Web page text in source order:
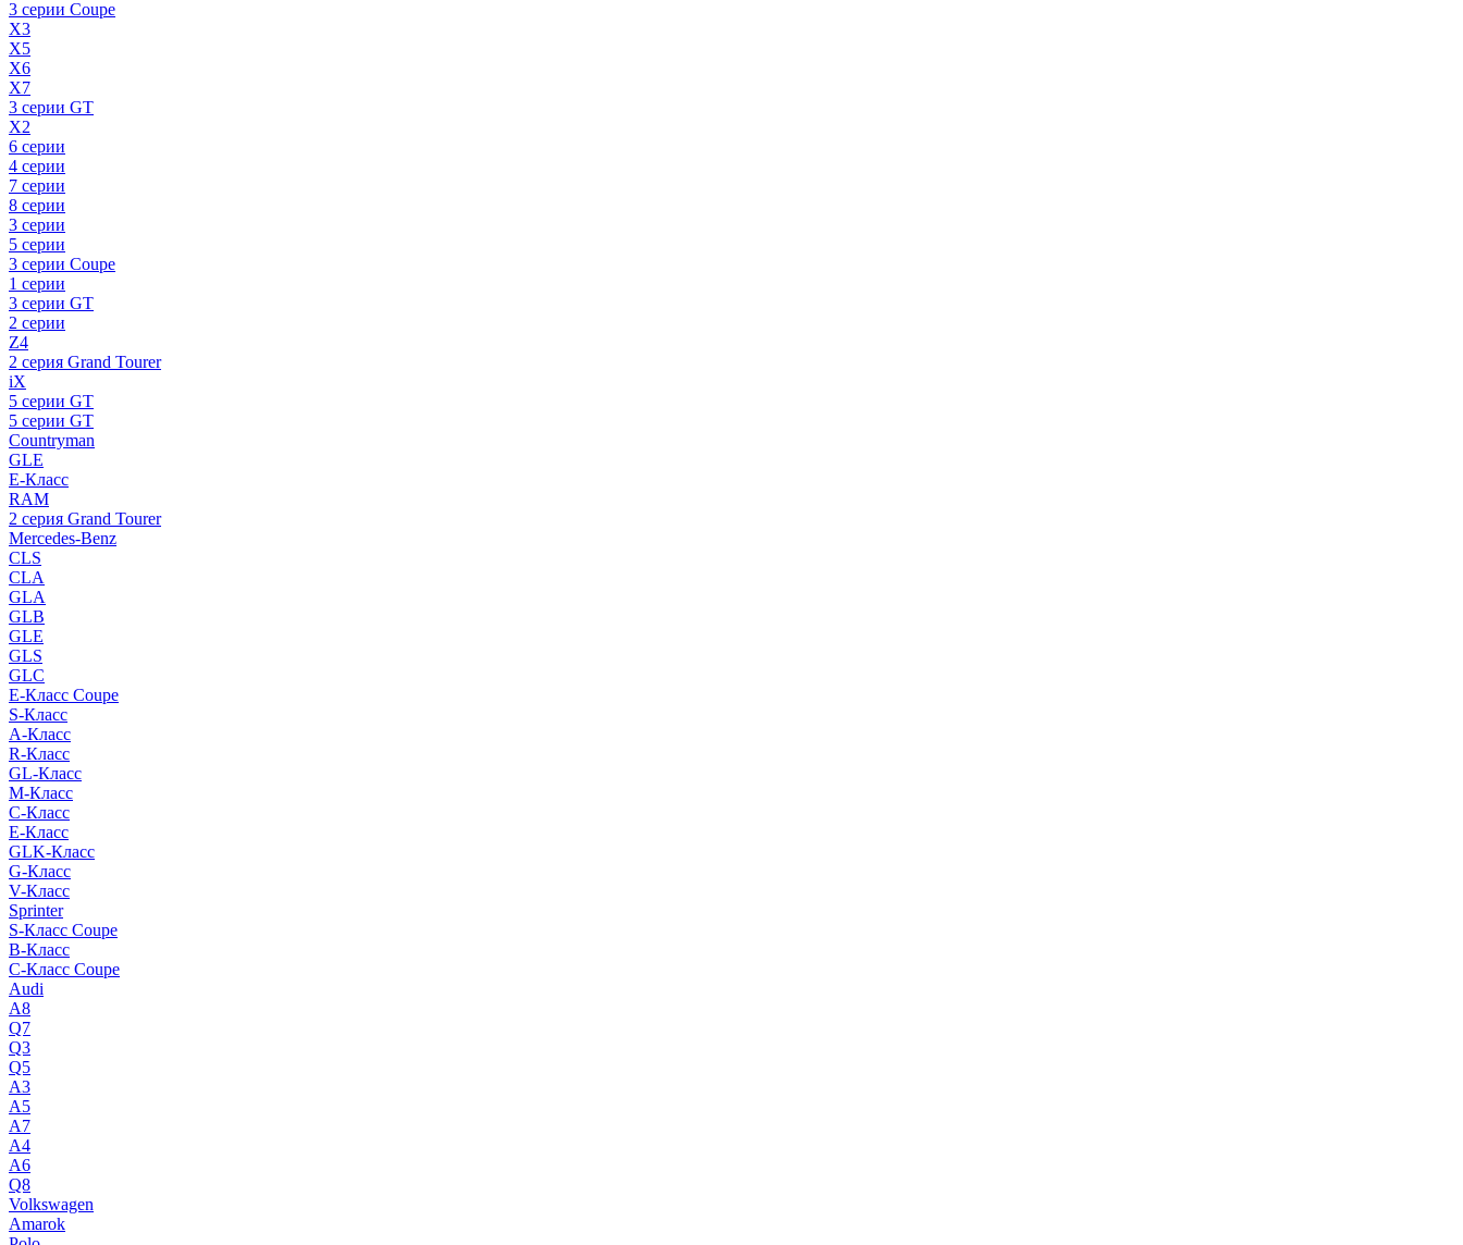
3 серии Coupe
X3
X5
X6
X7
3 серии GT
X2
6 серии
4 серии
7 серии
8 серии
3 серии
5 серии
3 серии Coupe
1 серии
3 серии GT
2 серии
Z4
2 серия Grand Tourer
iX
5 серии GT
5 серии GT
Countryman
GLE
E-Класс
RAM
2 серия Grand Tourer
Mercedes-Benz
CLS
CLA
GLA
GLB
GLE
GLS
GLC
E-Класс Coupe
S-Класс
A-Класс
R-Класс
GL-Класс
M-Класс
C-Класс
E-Класс
GLK-Класс
G-Класс
V-Класс
Sprinter
S-Класс Сoupe
B-Класс
C-Класс Coupe
Audi
A8
Q7
Q3
Q5
A3
A5
A7
A4
A6
Q8
Volkswagen
Amarok